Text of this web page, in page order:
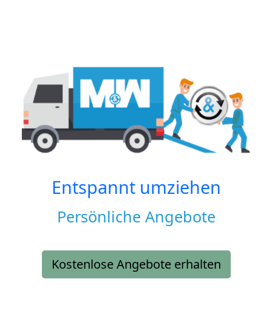
Entspannt umziehen
Persönliche Angebote
Kostenlose Angebote erhalten